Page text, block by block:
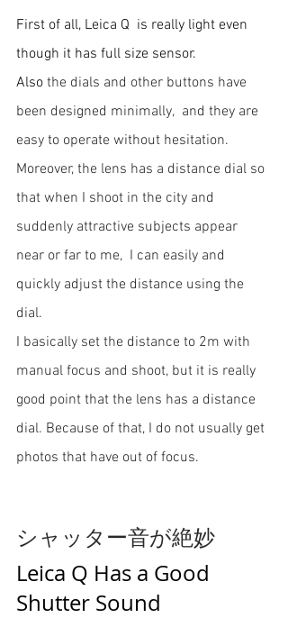
First of all, Leica Q  is really light even
though it has full size sensor.
Also the dials and other buttons have
been designed minimally,  and they are
easy to operate without hesitation.
Moreover, the lens has a distance dial so
that when I shoot in the city and
suddenly attractive subjects appear
near or far to me,  I can easily and
quickly adjust the distance using the
dial.
I basically set the distance to 2m with
manual focus and shoot, but it is really
good point that the lens has a distance
dial. Because of that, I do not usually get
photos that have out of focus.
シャッター音が絶妙
Leica Q Has a Good
Shutter Sound